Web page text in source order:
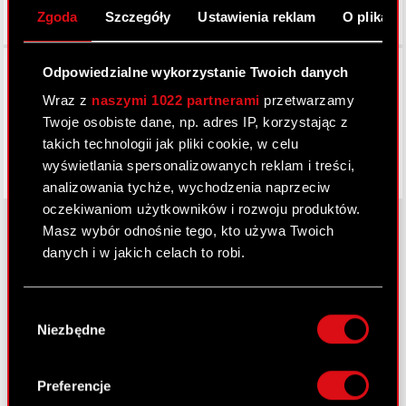
Zgoda Szczegóły Ustawienia reklam O
Odpowiedzialne wykorzystanie Twoich danych
Wraz z naszymi 1022 partnerami przetwarzamy
Twoje osobiste dane, np. adres IP, korzystając z
takich technologii jak pliki cookie, w celu
wyświetlania spersonalizowanych reklam i treści,
analizowania tychże, wychodzenia naprzeciw
oczekiwaniom użytkowników i rozwoju produktów.
Masz wybór odnośnie tego, kto używa Twoich
danych i w jakich celach to robi.
lokalizacji geograficznej z dokładnością nawet
Identyfikować Twoje urządzenie, aktywnie
analizując charakteryzującego je zbiory
zgody
Niezbędne
Preferencje
Facebook
Nasz biznes
Inwestorzy